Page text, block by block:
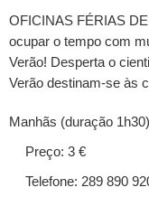
OFICINAS FÉRIAS
ocupar o tempo com
Verão! Desperta o
Verão destinam-se às
Manhãs (duração
Preço: 3 €
Telefone: 289 890